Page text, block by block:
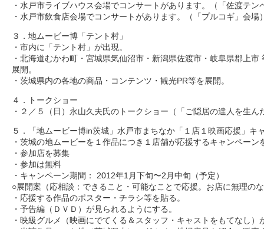
・水戸市ライブハウス会場でコンサートがあります。（「佐渡テン
・水戸市飲食店会場でコンサートがあります。（「プルコギ」会場
３．地ムービー博「テント村」
・市内に「テント村」が出現。
・北海道むかわ町・宮城県気仙沼市・新潟県佐渡市・岐阜県郡上
展開。
・茨城県内の各地の商品・コンテンツ・観光PR等を展開。
４．トークショー
・２／５（日）永山久夫氏のトークショー（「ご隠居の達人を生
５．「地ムービー博in茨城」水戸市まちなか「１店１映画応援」キ
・茨城の地ムービーを１作品につき１店舗が応援するキャンペーン
・参加店を募集
・参加は無料
・キャンペーン期間： 2012年1月下旬〜2月中旬（予定）
○展開案（応相談：できること・可能なことで応援。お店に無理の
・応援する作品のポスター・チラシ等を貼る。
・予告編（ＤＶＤ）が見られるようにする。
・映級グルメ（映画にでてくる＆スタッフ・キャストをもてなし